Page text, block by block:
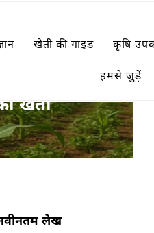
खेती की गाइड कृषि
हमसे जुड़ें
खेती
लेख